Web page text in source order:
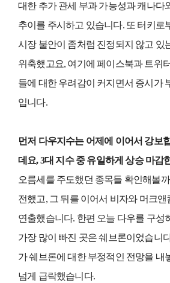
대한 추가 관세 부과 가능성과 캐나다
추이를 주시하고 있습니다. 또 터키로
시장 불안이 좀처럼 진정되지 않고 있
위축했고요, 여기에 페이스북과 트위
들에 대한 우려감이 커지면서 증시가
입니다.
먼저 다우지수는 어제에 이어서 강보
데요, 3대 지수 중 유일하게 상승 마감
오름세를 주도했던 종목들 확인해볼
전했고, 그 뒤를 이어서 비자와 머크
연출했습니다. 한편 오늘 다우를 구성
가장 많이 빠진 곳은 쉐브론이었습니
가 쉐브론에 대한 부정적인 전망을 내
넘게 급락했습니다.